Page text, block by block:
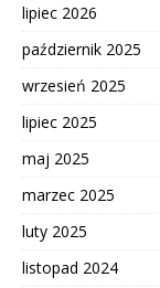
lipiec 2026
październik 2025
wrzesień 2025
lipiec 2025
maj 2025
marzec 2025
luty 2025
listopad 2024